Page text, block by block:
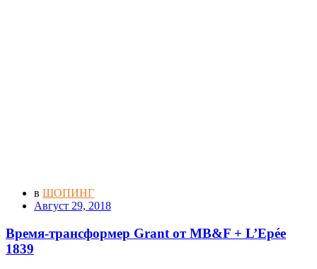
в ШОПИНГ
Август 29, 2018
Время-трансформер Grant от MB&F + L’Epée
1839